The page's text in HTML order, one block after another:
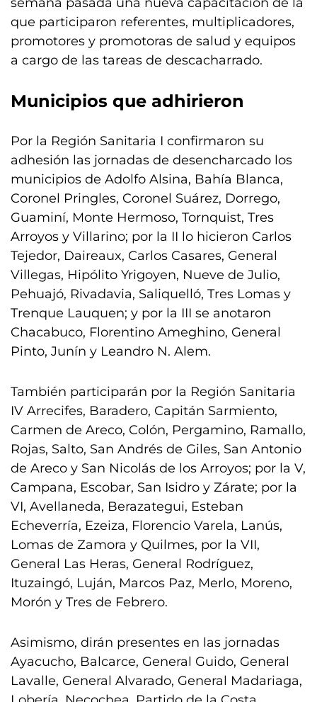
que participaron referentes, multiplicadores,
promotores y promotoras de salud y equipos
a cargo de las tareas de descacharrado.
Municipios que adhirieron
Por la Región Sanitaria I confirmaron su
adhesión las jornadas de desencharcado los
municipios de Adolfo Alsina, Bahía Blanca,
Coronel Pringles, Coronel Suárez, Dorrego,
Guaminí, Monte Hermoso, Tornquist, Tres
Arroyos y Villarino; por la II lo hicieron Carlos
Tejedor, Daireaux, Carlos Casares, General
Villegas, Hipólito Yrigoyen, Nueve de Julio,
Pehuajó, Rivadavia, Saliquelló, Tres Lomas y
Trenque Lauquen; y por la III se anotaron
Chacabuco, Florentino Ameghino, General
Pinto, Junín y Leandro N. Alem.
También participarán por la Región Sanitaria
IV Arrecifes, Baradero, Capitán Sarmiento,
Carmen de Areco, Colón, Pergamino, Ramallo,
Rojas, Salto, San Andrés de Giles, San Antonio
de Areco y San Nicolás de los Arroyos; por la V,
Campana, Escobar, San Isidro y Zárate; por la
VI, Avellaneda, Berazategui, Esteban
Echeverría, Ezeiza, Florencio Varela, Lanús,
Lomas de Zamora y Quilmes, por la VII,
General Las Heras, General Rodríguez,
Ituzaingó, Luján, Marcos Paz, Merlo, Moreno,
Morón y Tres de Febrero.
Asimismo, dirán presentes en las jornadas
Ayacucho, Balcarce, General Guido, General
Lavalle, General Alvarado, General Madariaga,